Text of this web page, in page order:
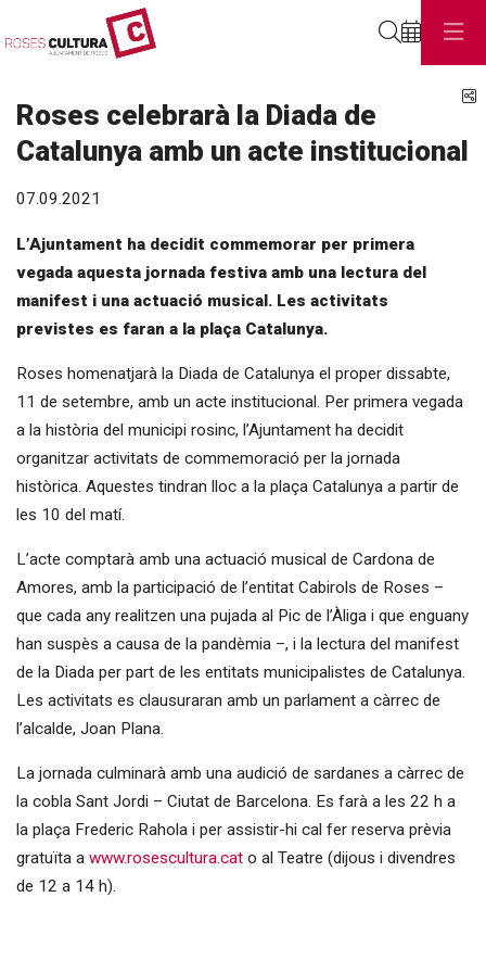
Roses celebrarà la Diada de
Catalunya amb un acte institucional
07.09.2021
L’Ajuntament ha decidit commemorar per primera
vegada aquesta jornada festiva amb una lectura del
manifest i una actuació musical. Les activitats
previstes es faran a la plaça Catalunya.
Roses homenatjarà la Diada de Catalunya el proper dissabte,
11 de setembre, amb un acte institucional. Per primera vegada
a la història del municipi rosinc, l’Ajuntament ha decidit
organitzar activitats de commemoració per la jornada
històrica. Aquestes tindran lloc a la plaça Catalunya a partir de
les 10 del matí.
L’acte comptarà amb una actuació musical de Cardona de
Amores, amb la participació de l’entitat Cabirols de Roses –
que cada any realitzen una pujada al Pic de l’Àliga i que enguany
han suspès a causa de la pandèmia –, i la lectura del manifest
de la Diada per part de les entitats municipalistes de Catalunya.
Les activitats es clausuraran amb un parlament a càrrec de
l’alcalde, Joan Plana.
La jornada culminarà amb una audició de sardanes a càrrec de
la cobla Sant Jordi – Ciutat de Barcelona. Es farà a les 22 h a
la plaça Frederic Rahola i per assistir-hi cal fer reserva prèvia
gratuïta awww.rosescultura.cat o al Teatre (dijous i divendres
de 12 a 14 h).